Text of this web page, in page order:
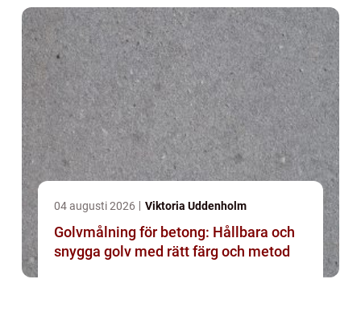
04 augusti 2026 Viktoria Uddenholm
Golvmålning för betong: Hållbara och
snygga golv med rätt färg och metod